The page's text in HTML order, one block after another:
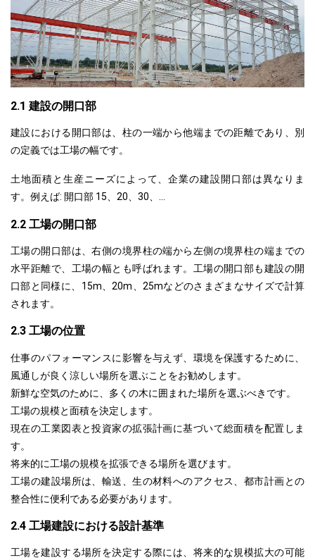
2.1 建設の開口部
建設における開口部は、柱の一端から他端までの距離であり、別
の定義では工場の幅です。
土地面積と生産ニーズによって、企業の建設開口部は異なりま
す。例えば: 開口部 15、20、30、...
2.2 工場の開口部
工場の開口部は、右側の境界柱の端から左側の境界柱の端までの
水平距離で、工場の幅とも呼ばれます。工場の開口部も建設の開
口部と同様に、15m、20m、25mなどのさまざまなサイズで計算
されます。
2.3 工場の位置
仕事のパフォーマンスに影響を与えず、環境を保護するために、
風通しが良く涼しい場所を選ぶことをお勧めします。
新鮮な空気のために、多くの木に囲まれた場所を選ぶべきです。
工場の規模と面積を決定します。
現在の工業図表と投資家の拡張計画に基づいて総面積を配置しま
す。
将来的に工場の規模を拡張できる場所を選びます。
工場の建設場所は、輸送、生の材料へのアクセス、都市計画との
整合性に便利である必要があります。
2.4 工場建設における設計基準
工場を建設する場所を決定する際には、将来的な規模拡大の可能